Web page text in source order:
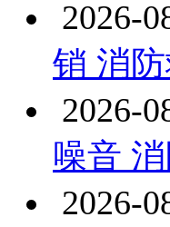
2026-
销 消
2026-
噪音
2026-